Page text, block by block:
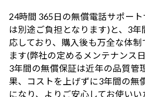
24時間 365日の無償電話サポー
は別途ご負担となります)と、3
応しており、購入後も万全な体
ます(弊社の定めるメンテナンス日
3年間の無償保証は近年の品質管
果、コストを上げずに3年間の無
になり、よりご安心してお使い